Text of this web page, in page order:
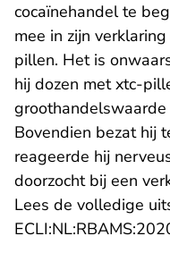
cocaïnehandel te
mee in zijn
pillen. Het is
hij dozen met xtc-
Bovendien bezat hij
reageerde hij
doorzocht bij een
Lees de volledige